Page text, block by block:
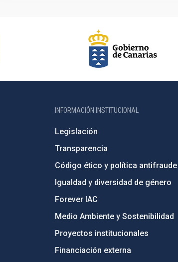
INFORMACIÓN INSTITUCIONAL
Legislación
Transparencia
Código ético y política antifraude
Igualdad y diversidad de género
Forever IAC
Medio Ambiente y Sostenibilidad
Proyectos institucionales
Financiación externa